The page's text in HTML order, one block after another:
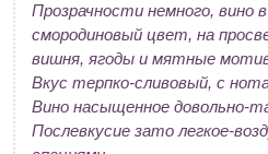
Прозрачности немного, вино
смородиновый цвет, на
вишня, ягоды и мятные
Вкус терпко-сливовый, с
Вино насыщенное довольно-
Послевкусие зато легкое-